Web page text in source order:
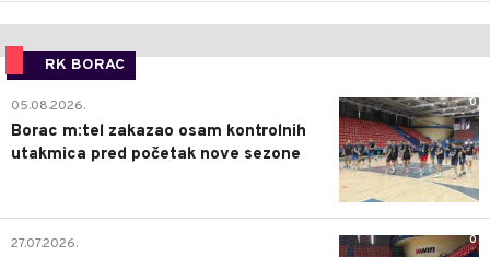
RK BORAC
0
05.08.2026.
Borac m:tel zakazao osam kontrolnih
utakmica pred početak nove sezone
0
27.07.2026.